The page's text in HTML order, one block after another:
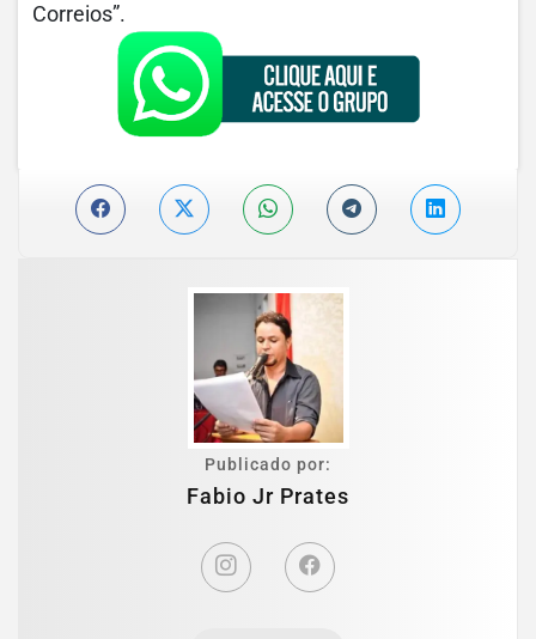
Correios”.
Publicado por:
Fabio Jr Prates